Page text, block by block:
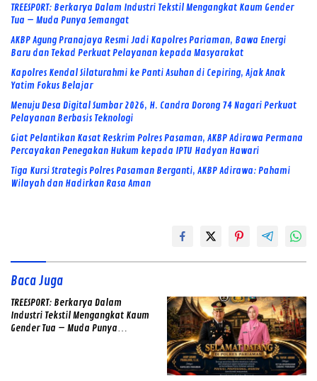
TREESPORT: Berkarya Dalam Industri Tekstil Mengangkat Kaum Gender
Tua – Muda Punya Semangat
AKBP Agung Pranajaya Resmi Jadi Kapolres Pariaman, Bawa Energi
Baru dan Tekad Perkuat Pelayanan kepada Masyarakat
Kapolres Kendal Silaturahmi ke Panti Asuhan di Cepiring, Ajak Anak
Yatim Fokus Belajar
Menuju Desa Digital Sumbar 2026, H. Candra Dorong 74 Nagari Perkuat
Pelayanan Berbasis Teknologi
Giat Pelantikan Kasat Reskrim Polres Pasaman, AKBP Adirawa Permana
Percayakan Penegakan Hukum kepada IPTU Hadyan Hawari
Tiga Kursi Strategis Polres Pasaman Berganti, AKBP Adirawa: Pahami
Wilayah dan Hadirkan Rasa Aman
Baca Juga
TREESPORT: Berkarya Dalam
Industri Tekstil Mengangkat Kaum
Gender Tua – Muda Punya